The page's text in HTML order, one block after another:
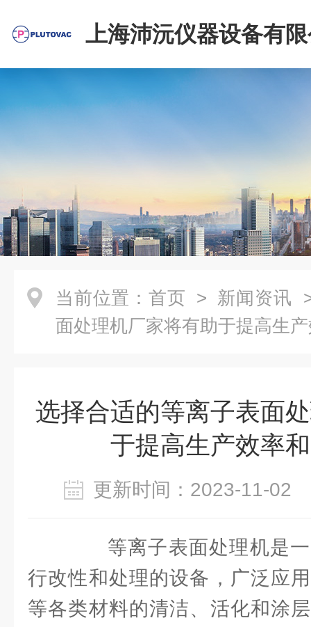
上海沛沅仪器设备有
当前位置： 首页 > 新闻资讯
面处理机厂家将有助于提高生
选择合适的等离子表面
于提高生产效率
更新时间：2023-11-
等离子表面处理机是一
行改性和处理的设备，广泛应
等各类材料的清洁、活化和涂